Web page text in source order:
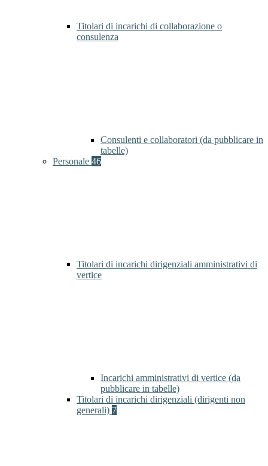
Titolari di incarichi di collaborazione o
consulenza
Consulenti e collaboratori (da pubblicare in
tabelle)
Personale 46
Titolari di incarichi dirigenziali amministrativi di
vertice
Incarichi amministrativi di vertice (da
pubblicare in tabelle)
Titolari di incarichi dirigenziali (dirigenti non
generali) 7